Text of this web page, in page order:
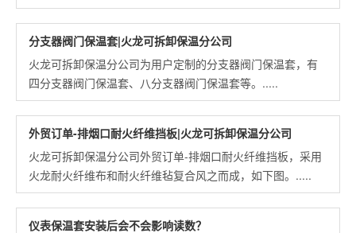
员工作强度。.....
分支器阀门保温套|火龙可拆卸保温分公司
火龙可拆卸保温分公司为用户定制的分支器阀门保温套，有
四分支器阀门保温套、八分支器阀门保温套等。.....
外贸订单-排烟口耐火纤维挡板|火龙可拆卸保温分公司
火龙可拆卸保温分公司外贸订单-排烟口耐火纤维挡板，采用
火龙耐火纤维布和耐火纤维毡复合风之而成，如下图。.....
仪表保温套安装后会不会影响读数？